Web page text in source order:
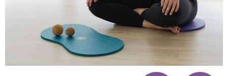
５．嚴禁一人註冊多個帳號或使用他人資訊註冊。若發現惡意使用之情形，
恩沛科技股份有限公司將有權停止該用戶之使用額度並採取法律行動。